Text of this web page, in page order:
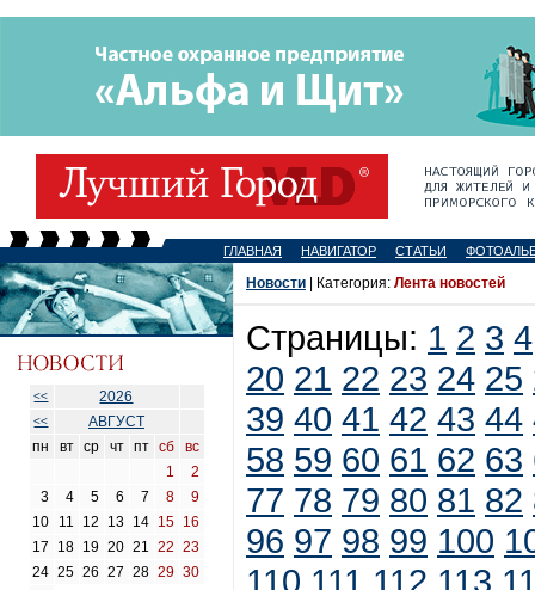
ГЛАВНАЯ НАВИГАТОР СТАТЬИ
<< 2026
<<
АВГУСТ
пн
вт ср чт пт сб
вс
1
2
3
4 5 6 7 8
9
10
11 12 13 14 15 16
17
18 19 20 21 22
23
24 25 26 27 28 29 30
Новости | Категория: Лента новостей
Страницы: 1 2 3 4
20 21 22 23 24 25
39 40 41 42 43 44
58 59 60 61 62 63
77 78 79 80 81 82
96 97 98 99 100
110 111 112 113